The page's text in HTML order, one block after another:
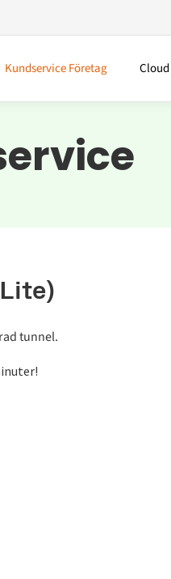
Kundservice Företag Cloud
tunnel.